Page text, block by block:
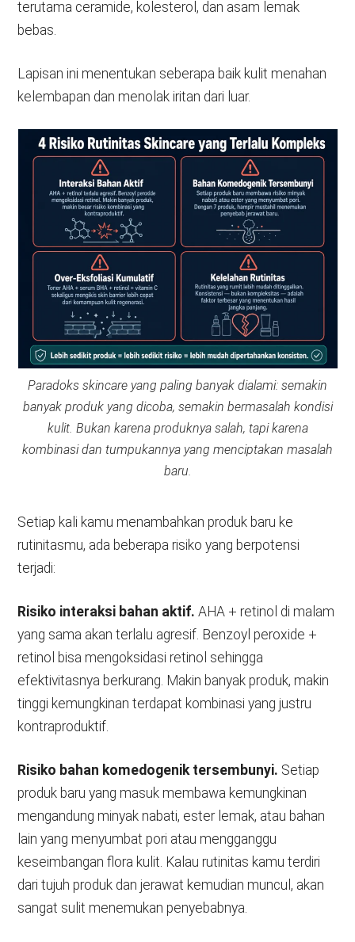
terutama ceramide, kolesterol, dan asam lemak
bebas.
Lapisan ini menentukan seberapa baik kulit menahan
kelembapan dan menolak iritan dari luar.
Paradoks skincare yang paling banyak dialami: semakin
banyak produk yang dicoba, semakin bermasalah kondisi
kulit. Bukan karena produknya salah, tapi karena
kombinasi dan tumpukannya yang menciptakan masalah
baru.
Setiap kali kamu menambahkan produk baru ke
rutinitasmu, ada beberapa risiko yang berpotensi
terjadi:
Risiko interaksi bahan aktif. AHA + retinol di malam
yang sama akan terlalu agresif. Benzoyl peroxide +
retinol bisa mengoksidasi retinol sehingga
efektivitasnya berkurang. Makin banyak produk, makin
tinggi kemungkinan terdapat kombinasi yang justru
kontraproduktif.
Risiko bahan komedogenik tersembunyi. Setiap
produk baru yang masuk membawa kemungkinan
mengandung minyak nabati, ester lemak, atau bahan
lain yang menyumbat pori atau mengganggu
keseimbangan flora kulit. Kalau rutinitas kamu terdiri
dari tujuh produk dan jerawat kemudian muncul, akan
sangat sulit menemukan penyebabnya.